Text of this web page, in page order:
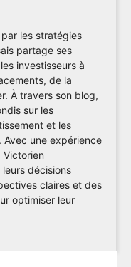
les stratégies
partage ses
investisseurs à
de la
À travers son blog,
sur les
et les
une expérience
Victorien
décisions
claires et des
optimiser leur